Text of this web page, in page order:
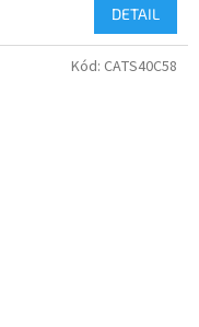
DETAIL
Kód: CATS40C58